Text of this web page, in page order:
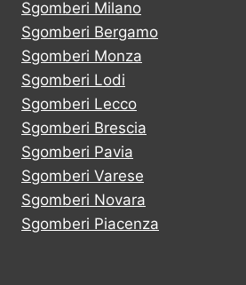
Sgomberi Milano
Sgomberi Bergamo
Sgomberi Monza
Sgomberi Lodi
Sgomberi Lecco
Sgomberi Brescia
Sgomberi Pavia
Sgomberi Varese
Sgomberi Novara
Sgomberi Piacenza